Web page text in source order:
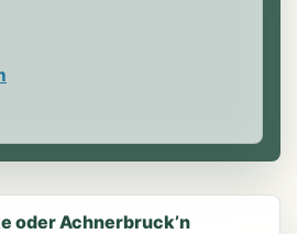
oder Achnerbruck’n